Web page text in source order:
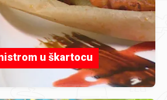
u škartocu